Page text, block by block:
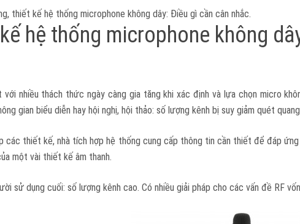
thiết kế hệ thống microphone không dây: Điều gì cần cân nhắc.
hệ thống microphone không
nhiều thách thức ngày càng gia tăng khi xác định và lựa chọn micro
gian biểu diễn hay hội nghị, hội thảo: số lượng kênh bị suy giảm quét
các thiết kế, nhà tích hợp hệ thống cung cấp thông tin cần thiết để đáp
một vài thiết kế âm thanh.
sử dụng cuối: số lượng kênh cao. Có nhiều giải pháp cho các vấn đề RF